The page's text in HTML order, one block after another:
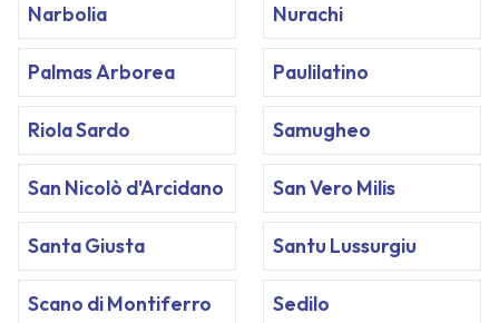
Narbolia Nurachi
Palmas Arborea Paulilatino
Riola Sardo Samugheo
San Nicolò d'Arcidano San Vero Milis
Santa Giusta Santu Lussurgiu
Scano di Montiferro Sedilo